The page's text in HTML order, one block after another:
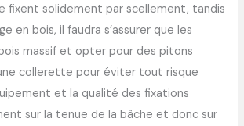
fixent solidement par scellement, tandis
en bois, il faudra s’assurer que les
massif et opter pour des pitons
collerette pour éviter tout risque
et la qualité des fixations
sur la tenue de la bâche et donc sur